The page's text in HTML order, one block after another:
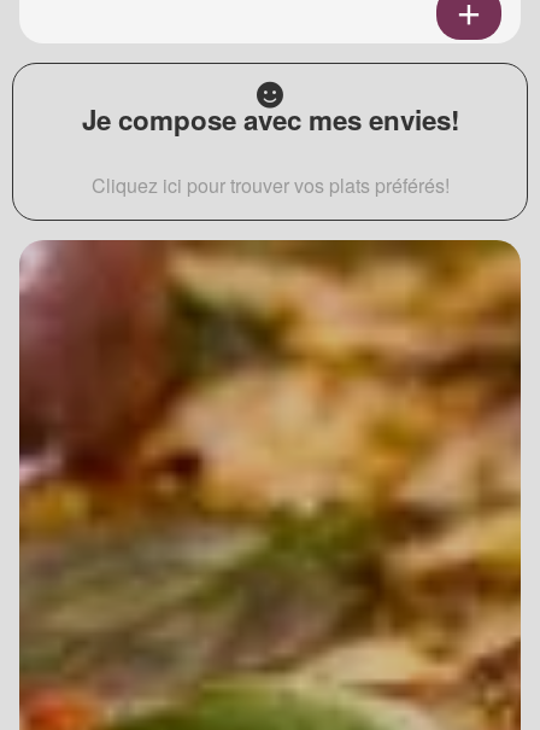
Je compose avec mes envies!
Cliquez ici pour trouver vos plats préférés!